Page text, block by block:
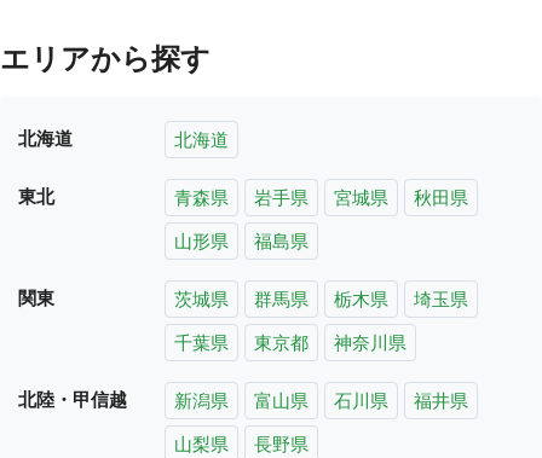
エリアから探す
北海道 北海道
東北 青森県 岩手県 宮城県
秋田県
山形県
福島県
関東 茨城県 群馬県 栃木県
埼玉県
千葉県
東京都 神奈川県
北陸・甲信越 新潟県 富山県 石川県
福井県
山梨県
長野県